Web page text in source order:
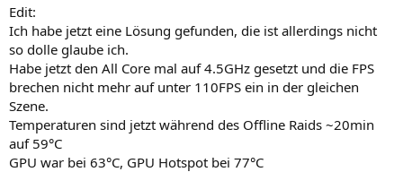
Edit:
Ich habe jetzt eine Lösung gefunden, die ist allerdings nicht
so dolle glaube ich.
Habe jetzt den All Core mal auf 4.5GHz gesetzt und die FPS
brechen nicht mehr auf unter 110FPS ein in der gleichen
Szene.
Temperaturen sind jetzt während des Offline Raids ~20min
auf 59°C
GPU war bei 63°C, GPU Hotspot bei 77°C